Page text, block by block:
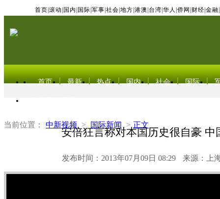
首页 滚动 国内 国际 军事 社会 地方 港澳 台湾 华人 侨网 财经 金融
首页 最新 热点 国内 社会 国际
当前位置： 中新视频 > 国际新闻 > 正文
安倍狂言称对本国历史很自豪 中
发布时间：2013年07月09日 08:29 来源：上